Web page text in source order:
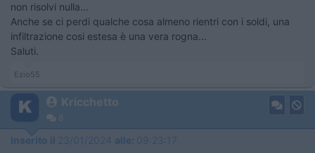
non risolvi nulla...
Anche se ci perdi qualche cosa almeno rientri con i soldi, una
infiltrazione cosi estesa è una vera rogna...
Saluti.
Ezio55
Kricchetto
8
Inserito il 23/01/2024 alle: 09:23:17